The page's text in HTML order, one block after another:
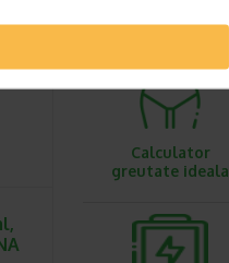
Calculator
greutate ideala